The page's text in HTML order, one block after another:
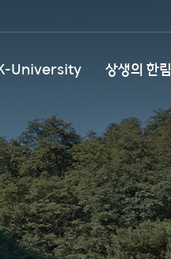
University 상생의 한림